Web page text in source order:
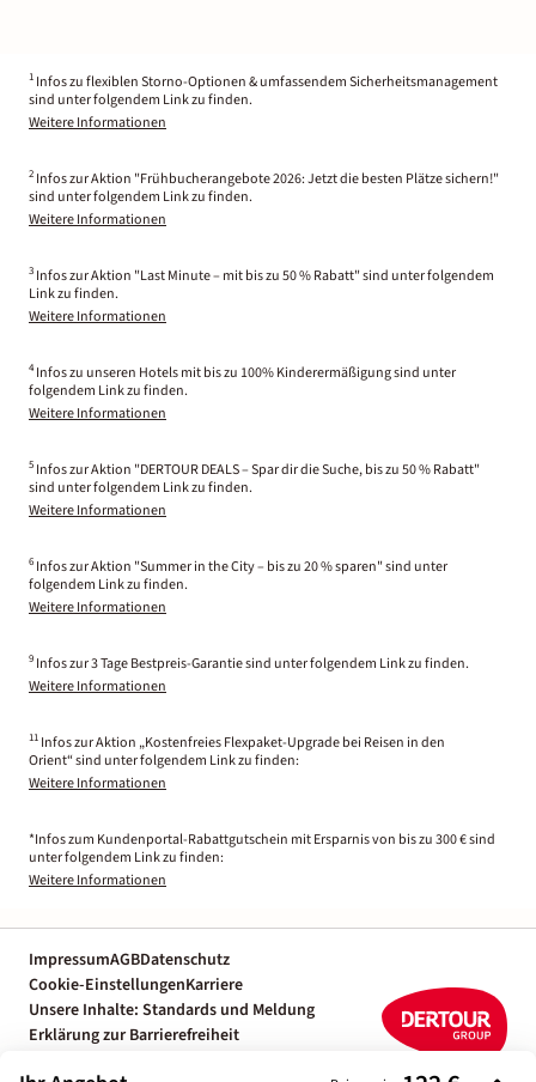
1 Infos zu flexiblen Storno-Optionen & umfassendem Sicherheitsmanagement
sind unter folgendem Link zu finden.
Weitere Informationen
2 Infos zur Aktion "Frühbucherangebote 2026: Jetzt die besten Plätze sichern!"
sind unter folgendem Link zu finden.
Weitere Informationen
3 Infos zur Aktion "Last Minute – mit bis zu 50 % Rabatt" sind unter folgendem
Link zu finden.
Weitere Informationen
4 Infos zu unseren Hotels mit bis zu 100% Kinderermäßigung sind unter
folgendem Link zu finden.
Weitere Informationen
5 Infos zur Aktion "DERTOUR DEALS – Spar dir die Suche, bis zu 50 % Rabatt"
sind unter folgendem Link zu finden.
Weitere Informationen
6 Infos zur Aktion "Summer in the City – bis zu 20 % sparen" sind unter
folgendem Link zu finden.
Weitere Informationen
9 Infos zur 3 Tage Bestpreis-Garantie sind unter folgendem Link zu finden.
Weitere Informationen
11 Infos zur Aktion „Kostenfreies Flexpaket-Upgrade bei Reisen in den
Orient“ sind unter folgendem Link zu finden:
Weitere Informationen
*Infos zum Kundenportal-Rabattgutschein mit Ersparnis von bis zu 300 € sind
unter folgendem Link zu finden:
Weitere Informationen
ImpressumAGBDatenschutz
Cookie-EinstellungenKarriere
Unsere Inhalte: Standards und Meldung
Erklärung zur Barrierefreiheit